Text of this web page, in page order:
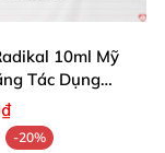
10ml Mỹ
Tác Dụng
-20%